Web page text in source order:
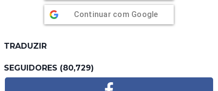
Continuar com Google
TRADUZIR
SEGUIDORES (80,729)